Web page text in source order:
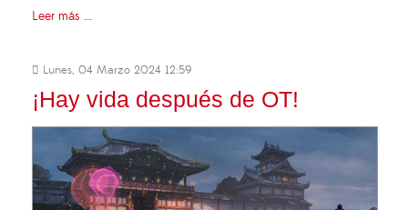
Leer más ...
Lunes, 04 Marzo 2024 12:59
¡Hay vida después de OT!